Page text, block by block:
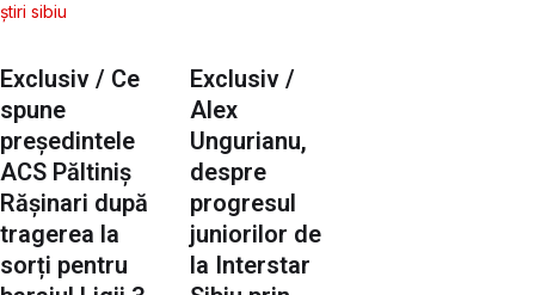
știri sibiu
Exclusiv / Ce
spune
președintele
ACS Păltiniș
Rășinari după
tragerea la
sorți pentru
Exclusiv /
Alex
Ungurianu,
despre
progresul
juniorilor de
la Interstar